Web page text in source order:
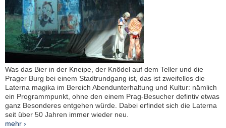
Was das Bier in der Kneipe, der Knödel auf dem Teller und die
Prager Burg bei einem Stadtrundgang ist, das ist zweifellos die
Laterna magika im Bereich Abendunterhaltung und Kultur: nämlich
ein Programmpunkt, ohne den einem Prag-Besucher defintiv etwas
ganz Besonderes entgehen würde. Dabei erfindet sich die Laterna
seit über 50 Jahren immer wieder neu.
mehr ›